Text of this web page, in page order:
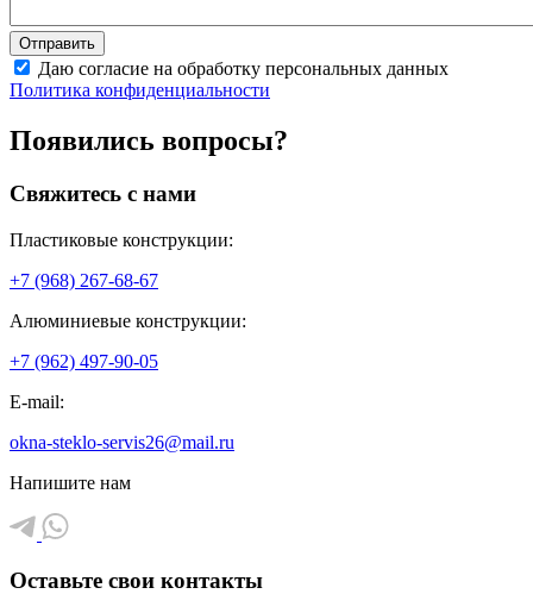
Даю согласие на обработку персональных данных
Политика конфиденциальности
Появились вопросы?
Свяжитесь с нами
Пластиковые конструкции:
+7 (968) 267-68-67
Алюминиевые конструкции:
+7 (962) 497-90-05
E-mail:
okna-steklo-servis26@mail.ru
Напишите нам
Оставьте свои контакты